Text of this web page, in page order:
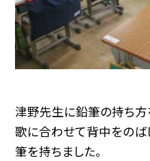
津野先生に鉛筆の持ち方
歌に合わせて背中をのば
筆を持ちました。